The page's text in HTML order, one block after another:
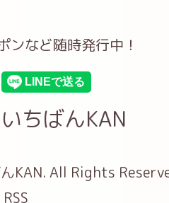
ンなど随時発行中！
ちばんKAN
KAN. All Rights
RSS